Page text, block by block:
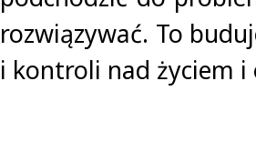
rozwiązywać. To
i kontroli nad życiem i